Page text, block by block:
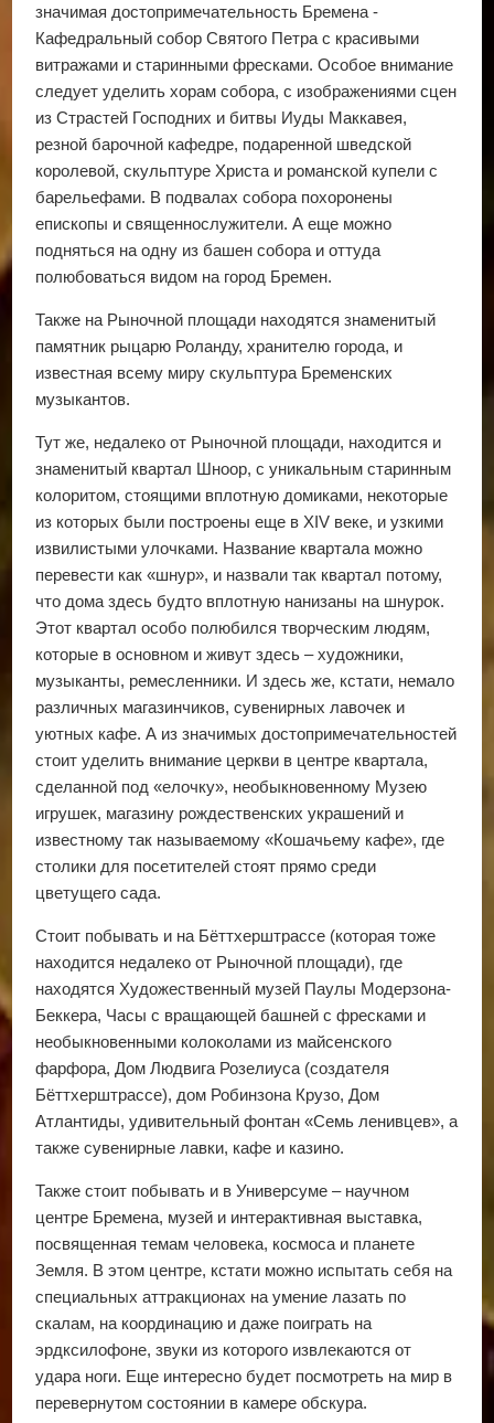
значимая достопримечательность Бремена -
Кафедральный собор Святого Петра с красивыми
витражами и старинными фресками. Особое внимание
следует уделить хорам собора, с изображениями сцен
из Страстей Господних и битвы Иуды Маккавея,
резной барочной кафедре, подаренной шведской
королевой, скульптуре Христа и романской купели с
барельефами. В подвалах собора похоронены
епископы и священнослужители. А еще можно
подняться на одну из башен собора и оттуда
полюбоваться видом на город Бремен.
Также на Рыночной площади находятся знаменитый
памятник рыцарю Роланду, хранителю города, и
известная всему миру скульптура Бременских
музыкантов.
Тут же, недалеко от Рыночной площади, находится и
знаменитый квартал Шноор, с уникальным старинным
колоритом, стоящими вплотную домиками, некоторые
из которых были построены еще в XIV веке, и узкими
извилистыми улочками. Название квартала можно
перевести как «шнур», и назвали так квартал потому,
что дома здесь будто вплотную нанизаны на шнурок.
Этот квартал особо полюбился творческим людям,
которые в основном и живут здесь – художники,
музыканты, ремесленники. И здесь же, кстати, немало
различных магазинчиков, сувенирных лавочек и
уютных кафе. А из значимых достопримечательностей
стоит уделить внимание церкви в центре квартала,
сделанной под «елочку», необыкновенному Музею
игрушек, магазину рождественских украшений и
известному так называемому «Кошачьему кафе», где
столики для посетителей стоят прямо среди
цветущего сада.
Стоит побывать и на Бёттхерштрассе (которая тоже
находится недалеко от Рыночной площади), где
находятся Художественный музей Паулы Модерзона-
Беккера, Часы с вращающей башней с фресками и
необыкновенными колоколами из майсенского
фарфора, Дом Людвига Розелиуса (создателя
Бёттхерштрассе), дом Робинзона Крузо, Дом
Атлантиды, удивительный фонтан «Семь ленивцев», а
также сувенирные лавки, кафе и казино.
Также стоит побывать и в Универсуме – научном
центре Бремена, музей и интерактивная выставка,
посвященная темам человека, космоса и планете
Земля. В этом центре, кстати можно испытать себя на
специальных аттракционах на умение лазать по
скалам, на координацию и даже поиграть на
эрдксилофоне, звуки из которого извлекаются от
удара ноги. Еще интересно будет посмотреть на мир в
перевернутом состоянии в камере обскура.